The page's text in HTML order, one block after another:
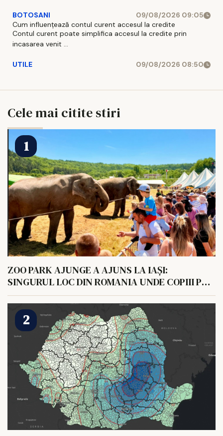
BOTOSANI
09/08/2026 09:05
Cum influențează contul curent accesul la credite
Contul curent poate simplifica accesul la credite prin
incasarea venit ...
UTILE 09/08/2026 08:50
Cele mai citite stiri
ZOO PARK AJUNGE A AJUNS LA IAȘI:
SINGURUL LOC DIN ROMANIA UNDE COPIII POT
HRANI UN ELEFANT